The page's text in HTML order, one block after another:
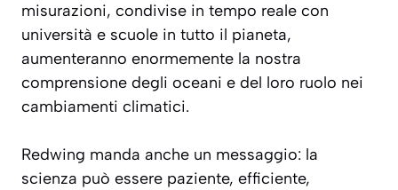
misurazioni, condivise in tempo reale con
università e scuole in tutto il pianeta,
aumenteranno enormemente la nostra
comprensione degli oceani e del loro ruolo nei
cambiamenti climatici.
Redwing manda anche un messaggio: la
scienza può essere paziente, efficiente,